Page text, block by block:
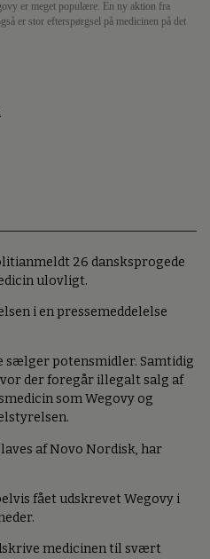
er meget populære. En ny aktion fra
er stor efterspørgsel på medicinen på det
26 dansksprogede
ulovligt.
i en pressemeddelelse
sælger potensmidler. Samtidig
der foregår illegalt salg af
som Wegovy og
af Novo Nordisk, har
fået udskrevet Wegovy i
medicinen til svært